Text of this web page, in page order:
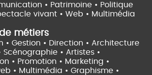
• Patrimoine • Politique
vivant • Web • Multimédia
métiers
• Gestion • Direction • Architecture
Scénographie • Artistes •
• Promotion • Marketing •
• Multimédia • Graphisme •